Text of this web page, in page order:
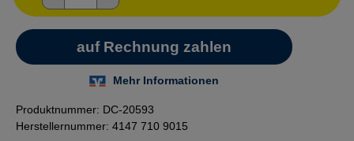
Produktnummer: DC-20593
Herstellernummer: 4147 710 9015